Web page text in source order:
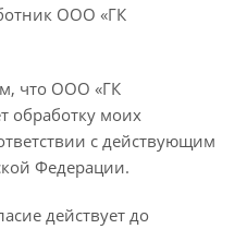
ООО «ГК
что ООО «ГК
обработку моих
с действующим
Федерации.
действует до